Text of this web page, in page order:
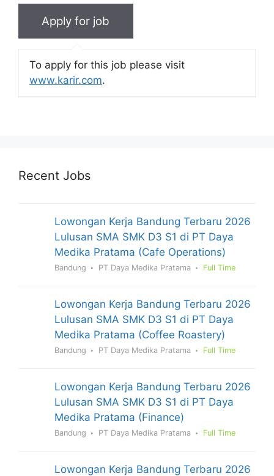
To apply for this job please visit
www.karir.com.
Recent Jobs
Lowongan Kerja Bandung Terbaru 2026
Lulusan SMA SMK D3 S1 di PT Daya
Medika Pratama (Cafe Operations)
Bandung PT Daya Medika Pratama Full Time
Lowongan Kerja Bandung Terbaru 2026
Lulusan SMA SMK D3 S1 di PT Daya
Medika Pratama (Coffee Roastery)
Bandung PT Daya Medika Pratama Full Time
Lowongan Kerja Bandung Terbaru 2026
Lulusan SMA SMK D3 S1 di PT Daya
Medika Pratama (Finance)
Bandung PT Daya Medika Pratama Full Time
Lowongan Kerja Bandung Terbaru 2026